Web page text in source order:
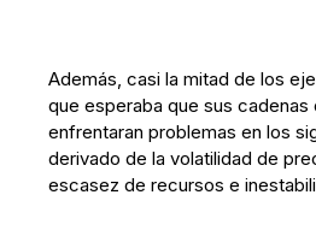
Además, casi la mitad de los
que esperaba que sus cadenas
enfrentaran problemas en los
derivado de la volatilidad de
escasez de recursos e